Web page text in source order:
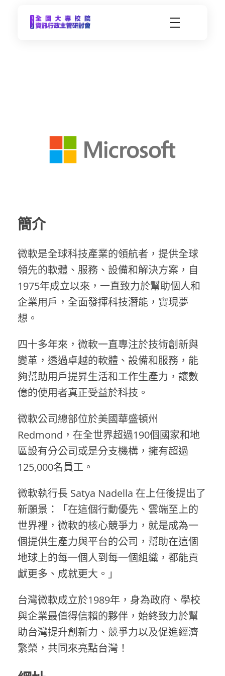
c
r
s
f
t
簡介
微軟是全球科技產業的領航者，提供全球
領先的軟體、服務、設備和解決方案，自
1975年成立以來，一直致力於幫助個人和
企業用戶，全面發揮科技潛能，實現夢
想。
四十多年來，微軟一直專注於技術創新與
變革，透過卓越的軟體、設備和服務，能
夠幫助用戶提昇生活和工作生產力，讓數
億的使用者真正受益於科技。
微軟公司總部位於美國華盛頓州
Redmond，在全世界超過190個國家和地
區設有分公司或是分支機構，擁有超過
125,000名員工。
微軟執行長 Satya Nadella 在上任後提出了
新願景：「在這個行動優先、雲端至上的
世界裡，微軟的核心競爭力，就是成為一
個提供生產力與平台的公司，幫助在這個
地球上的每一個人到每一個組織，都能貢
獻更多、成就更大。」
台灣微軟成立於1989年，身為政府、學校
與企業最值得信賴的夥伴，始終致力於幫
助台灣提升創新力、競爭力以及促進經濟
繁榮，共同來亮點台灣！